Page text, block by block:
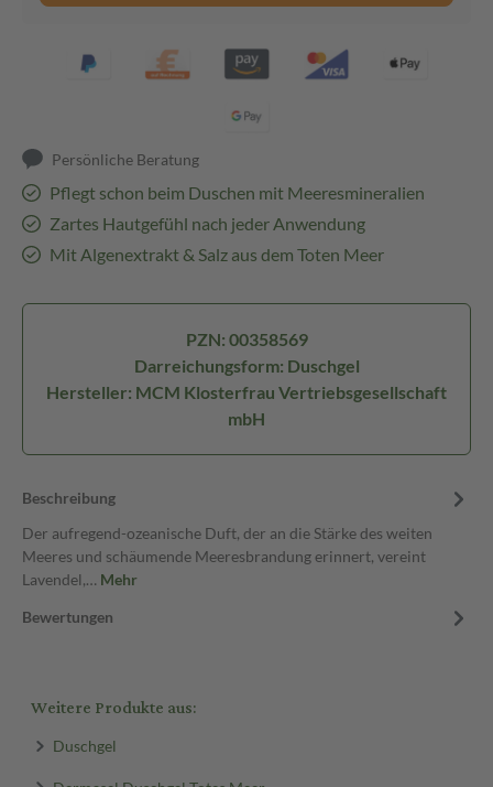
Persönliche Beratung
Pflegt schon beim Duschen mit Meeresmineralien
Zartes Hautgefühl nach jeder Anwendung
Mit Algenextrakt & Salz aus dem Toten Meer
PZN: 00358569
Darreichungsform: Duschgel
Hersteller: MCM Klosterfrau Vertriebsgesellschaft
mbH
Beschreibung
Der aufregend-ozeanische Duft, der an die Stärke des weiten
Meeres und schäumende Meeresbrandung erinnert, vereint
Lavendel,… Mehr
Bewertungen
Weitere Produkte aus:
Duschgel